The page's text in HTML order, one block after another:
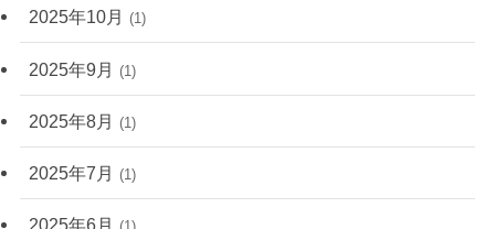
2025年10月 (1)
2025年9月 (1)
2025年8月 (1)
2025年7月 (1)
2025年6月